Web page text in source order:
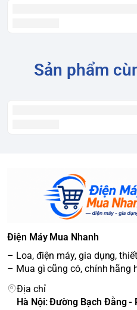
Sản phẩm
Điện Máy Mua Nhanh
– Loa, điện máy, gia dụng,
– Mua gì cũng có, chính hãng
Địa chỉ
Hà Nội: Đường Bạch Đằng -